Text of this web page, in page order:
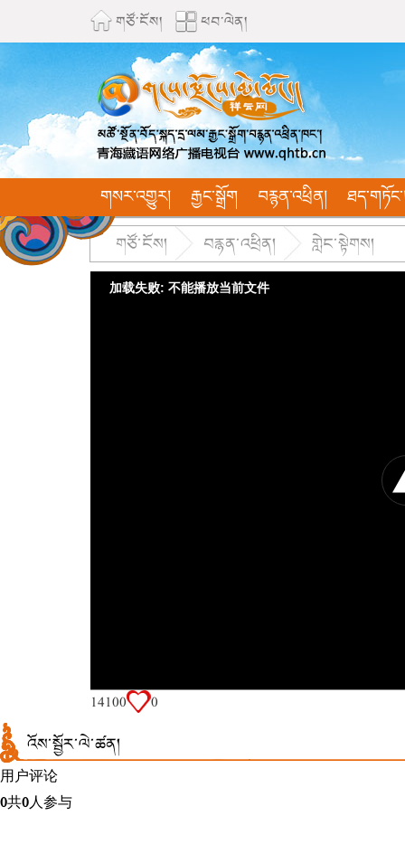
གཙོ་ངོས། ཕབ་ལེན།
གསར་འགྱུར། རྒྱང་སྒྲོག བརྙན་འཕྲིན།
གཙོ་ངོས། བརྙན་འཕྲིན། གླེང་སྟེགས།
加载失败: 不能播放当前文件
14100
0
འོས་སྦྱོར་ལེ་ཚན།
用户评论
0共0人参与